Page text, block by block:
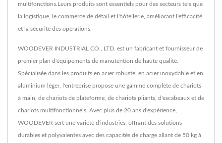
multifonctions.Leurs produits sont essentiels pour des secteurs tels que
la logistique, le commerce de détail et l'hôtellerie, améliorant l'efficacité
et la sécurité des opérations.
WOODEVER INDUSTRIAL CO., LTD. est un fabricant et fournisseur de
premier plan d'équipements de manutention de haute qualité.
Spécialisée dans les produits en acier robuste, en acier inoxydable et en
aluminium léger, l'entreprise propose une gamme complète de chariots
à main, de chariots de plateforme, de chariots pliants, d'escabeaux et de
chariots multifonctionnels. Avec plus de 20 ans d'expérience,
WOODEVER sert une variété d'industries, offrant des solutions
durables et polyvalentes avec des capacités de charge allant de 50 kg à